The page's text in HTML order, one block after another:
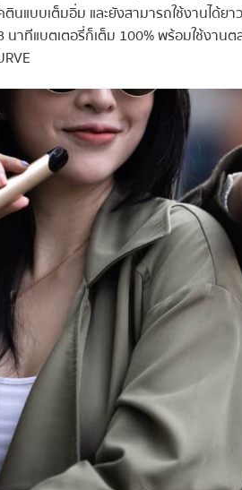
นแบบเต็มอิ่ม และยังสามารถใช้งานได้ย
นาทีแบตเตอรี่ก็เต็ม 100% พร้อมใช้งา